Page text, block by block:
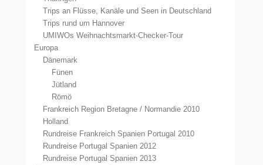
Trips an Flüsse, Kanäle und Seen in Deutschland
Trips rund um Hannover
UMIWOs Weihnachtsmarkt-Checker-Tour
Europa
Dänemark
Fünen
Jütland
Römö
Frankreich Region Bretagne / Normandie 2010
Holland
Rundreise Frankreich Spanien Portugal 2010
Rundreise Portugal Spanien 2012
Rundreise Portugal Spanien 2013